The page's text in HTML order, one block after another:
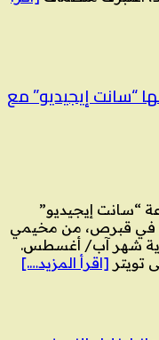
“سانت إيجيديو” مع
“سانت إيجيديو”
في قبرص، من مخيمي
شهر آب/ أغسطس.
تويتر [اقرأ المزيد….]